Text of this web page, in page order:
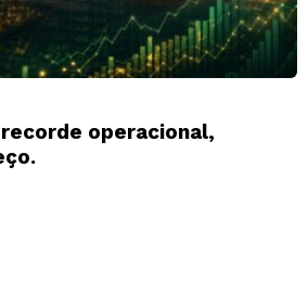
operacional,